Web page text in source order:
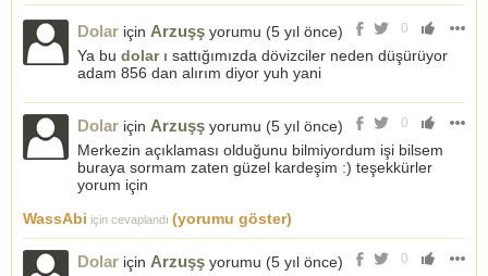
0
Dolar için Arzuşş yorumu (5 yıl önce)
Ya bu doları sattığımızda dövizciler neden düşürüyor
adam 856 dan alırım diyor yuh yani
0
Dolar için Arzuşş yorumu (5 yıl önce)
Merkezin açıklaması olduğunu bilmiyordum işi bilsem
buraya sormam zaten güzel kardeşim :) teşekkürler
yorum için
WassAbi için cevaplandı (yorumu göster)
0
Dolar için Arzuşş yorumu (5 yıl önce)